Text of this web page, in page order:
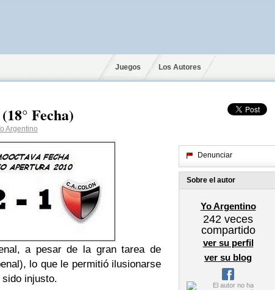
Juegos Los Autores
Fecha)
Argentino
a pesar de la gran tarea de
lo que le permitió ilusionarse
injusto.
Denunciar
Sobre el autor
Yo Argentino
242 veces
compartido
ver su perfil
ver su blog